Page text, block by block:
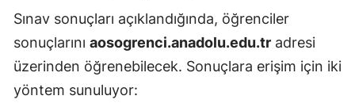
Sınav sonuçları açıklandığında, öğrenciler
sonuçlarını aosogrenci.anadolu.edu.tr adresi
üzerinden öğrenebilecek. Sonuçlara erişim için iki
yöntem sunuluyor: